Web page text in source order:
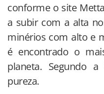
conforme o site
a subir com a alta
minérios com alto e
é encontrado o
planeta. Segundo
pureza.